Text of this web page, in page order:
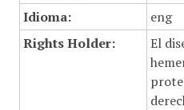
Idioma:
eng
Rights Holder:
El